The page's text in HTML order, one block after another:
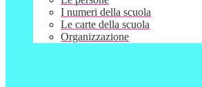
I numeri della scuola
Le carte della scuola
Organizzazione